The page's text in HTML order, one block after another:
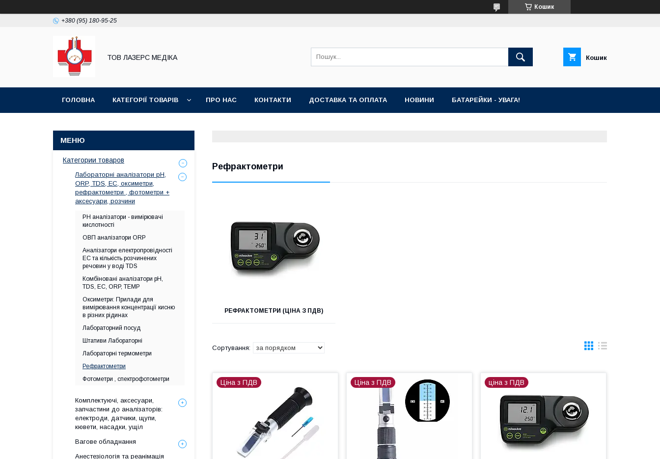
Кошик
+380 (95) 180-95-25
ТОВ ЛАЗЕРС МЕДІКА Кошик
ГОЛОВНА КАТЕГОРІЇ ТОВАРІВ ПРО НАС КОНТАКТИ ДОСТАВКА ТА ОПЛАТА НОВИНИ БАТАРЕЙКИ - УВАГА!
Рефрактометри
РЕФРАКТОМЕТРИ (ЦІНА З ПДВ)
Ціна з ПДВ Ціна з ПДВ ціна з ПДВ
Категории товаров
Лабораторні аналізатори pH,
ORP, TDS, EC, оксиметри,
рефрактометри , фотометри +
аксесуари, розчини
РН аналізатори - вимірювачі
кислотності
ОВП аналізатори ORP
Аналізатори електропровідності
EC та кількість розчинених
речовин у воді TDS
Комбіновані аналізатори pH,
TDS, EC, ORP, TEMP
Оксиметри: Прилади для
вимірювання концентрації кисню
в різних рідинах
Лабораторний посуд
Штативи Лабораторні
Лабораторні термометри
Рефрактометри
Фотометри , спектрофотометри
Комплектуючі, аксесуари,
запчастини до аналізаторів:
електроди, датчики, щупи,
кювети, насадки, ущіл
Вагове обладнання
Анестезіологія та реанімація